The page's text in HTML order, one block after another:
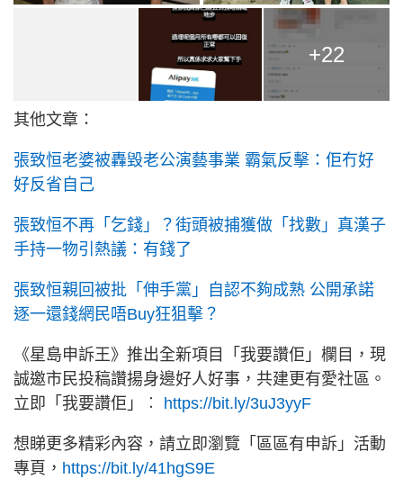
+22
其他文章：
張致恒老婆被轟毀老公演藝事業 霸氣反擊：佢冇好
好反省自己
張致恒不再「乞錢」？街頭被捕獲做「找數」真漢子
手持一物引熱議：有錢了
張致恒親回被批「伸手黨」自認不夠成熟 公開承諾
逐一還錢網民唔Buy狂狙擊？
《星島申訴王》推出全新項目「我要讚佢」欄目，現
誠邀市民投稿讚揚身邊好人好事，共建更有愛社區。
立即「我要讚佢」︰
https://bit.ly/3uJ3yyF
想睇更多精彩內容，請立即瀏覽「區區有申訴」活動
專頁， https://bit.ly/41hgS9E